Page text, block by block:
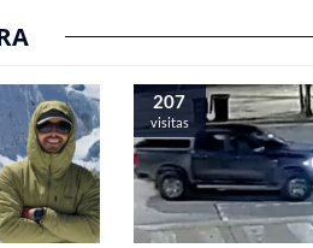
207
visitas